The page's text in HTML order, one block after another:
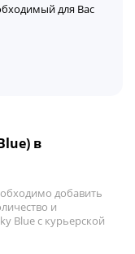
для Вас
в
добавить
и
Blue с курьерской